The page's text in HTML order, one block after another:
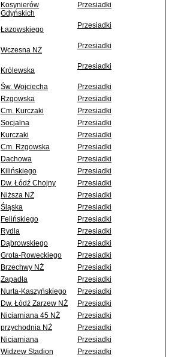
Kosynierów
Gdyńskich
Przesiadki
Łazowskiego Przesiadki
Wczesna NŻ Przesiadki
Królewska Przesiadki
Św. Wojciecha
Przesiadki
Rzgowska
Przesiadki
Cm. Kurczaki
Przesiadki
Socjalna
Przesiadki
Kurczaki
Przesiadki
Cm. Rzgowska
Przesiadki
Dachowa
Przesiadki
Kilińskiego
Przesiadki
Dw. Łódź Chojny
Przesiadki
Niższa NŻ
Przesiadki
Śląska
Przesiadki
Felińskiego
Przesiadki
Rydla
Przesiadki
Dąbrowskiego
Przesiadki
Grota-Roweckiego
Przesiadki
Brzechwy NŻ
Przesiadki
Zapadła
Przesiadki
Nurta-Kaszyńskiego
Przesiadki
Dw. Łódź Zarzew NŻ
Przesiadki
Niciarniana 45 NŻ
Przesiadki
przychodnia NŻ
Przesiadki
Niciarniana
Przesiadki
Widzew Stadion
Przesiadki